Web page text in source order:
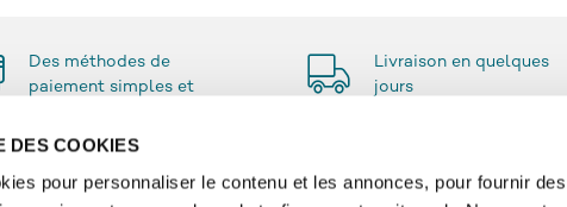
DES COOKIES
pour personnaliser le contenu et les annonces, pour fournir des
Des méthodes de
paiement simples et
Livraison en quelques
jours